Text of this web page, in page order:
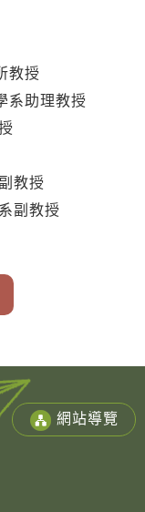
教授
系助理教授
教授
副教授
網站導覽